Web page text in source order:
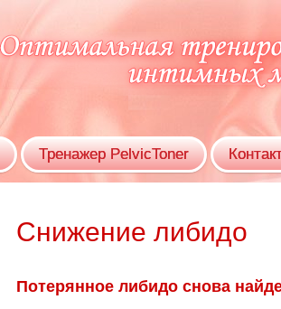
Тренажер PelvicToner
Снижение либидо
Потерянное либидо снова